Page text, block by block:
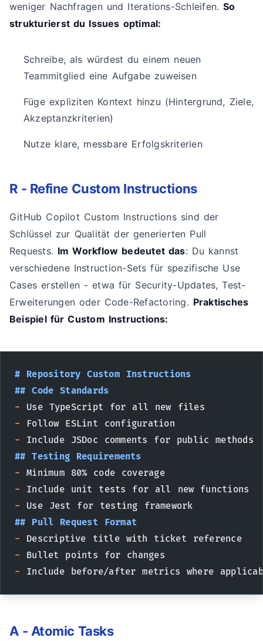
weniger Nachfragen und Iterations-Schleifen.So
strukturierst du Issues optimal:
Schreibe, als würdest du einem neuen
Teammitglied eine Aufgabe zuweisen
Füge expliziten Kontext hinzu (Hintergrund, Ziele,
Akzeptanzkriterien)
Nutze klare, messbare Erfolgskriterien
R - Refine Custom Instructions
GitHub Copilot Custom Instructions sind der
Schlüssel zur Qualität der generierten Pull
Requests. Im Workflow bedeutet das: Du kannst
verschiedene Instruction-Sets für spezifische Use
Cases erstellen - etwa für Security-Updates, Test-
Erweiterungen oder Code-Refactoring. Praktisches
Beispiel für Custom Instructions:
# Repository Custom Instructions
## Code Standards
- Use TypeScript for all new files
- Follow ESLint configuration
- Include JSDoc comments for public methods
## Testing Requirements
- Minimum 80% code coverage
- Include unit tests for all new functions
- Use Jest for testing framework
## Pull Request Format
- Descriptive title with ticket reference
- Bullet points for changes
- Include before/after metrics where
A - Atomic Tasks